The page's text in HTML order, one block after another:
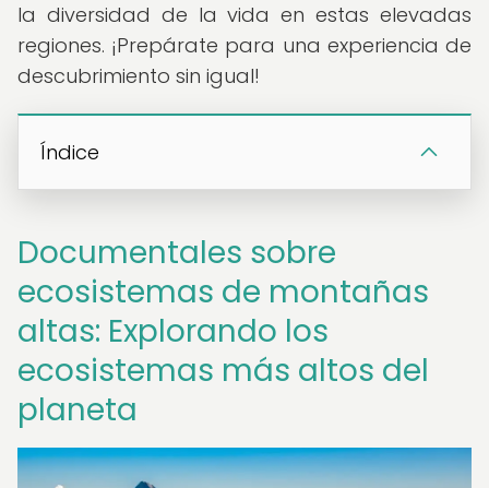
la diversidad de la vida en estas elevadas
regiones. ¡Prepárate para una experiencia de
descubrimiento sin igual!
Índice
Documentales sobre
ecosistemas de montañas
altas: Explorando los
ecosistemas más altos del
planeta